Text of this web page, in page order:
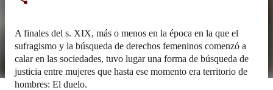
A finales del s. XIX, más o menos en la época en la que el
sufragismo y la búsqueda de derechos femeninos comenzó a
calar en las sociedades, tuvo lugar una forma de búsqueda de
justicia entre mujeres que hasta ese momento era territorio de
hombres: El duelo.